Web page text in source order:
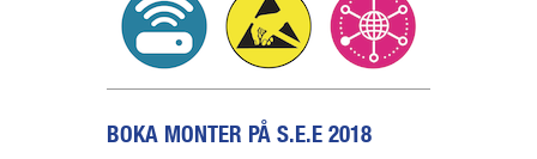
BOKA MONTER PÅ S.E.E 2018